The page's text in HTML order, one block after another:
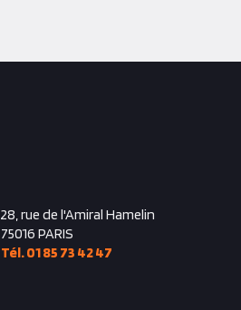
28, rue de l'Amiral Hamelin
75016 PARIS
Tél. 01 85 73 42 47